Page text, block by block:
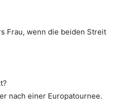
Frau, wenn die beiden Streit
nach einer Europatournee.